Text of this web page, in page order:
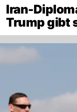
Iran-
Trump gibt